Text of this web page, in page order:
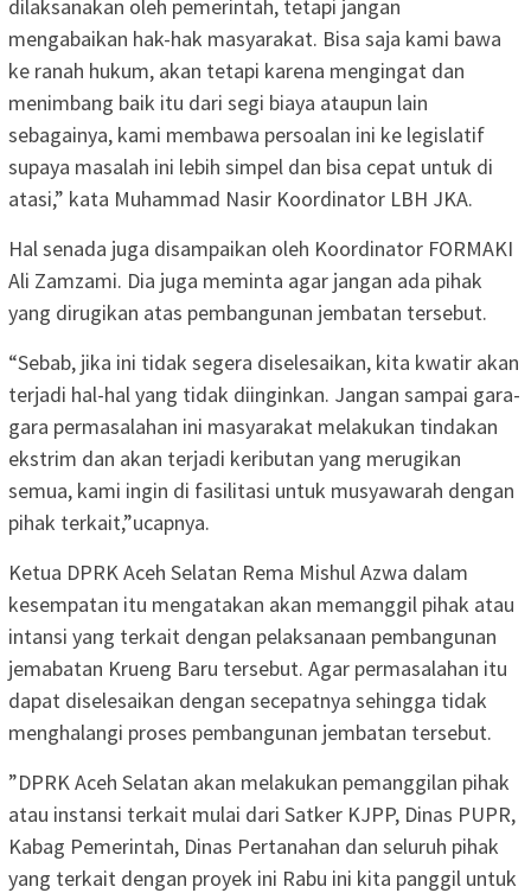
dilaksanakan oleh pemerintah, tetapi jangan
mengabaikan hak-hak masyarakat. Bisa saja kami bawa
ke ranah hukum, akan tetapi karena mengingat dan
menimbang baik itu dari segi biaya ataupun lain
sebagainya, kami membawa persoalan ini ke legislatif
supaya masalah ini lebih simpel dan bisa cepat untuk di
atasi,” kata Muhammad Nasir Koordinator LBH JKA.
Hal senada juga disampaikan oleh Koordinator FORMAKI
Ali Zamzami. Dia juga meminta agar jangan ada pihak
yang dirugikan atas pembangunan jembatan tersebut.
“Sebab, jika ini tidak segera diselesaikan, kita kwatir akan
terjadi hal-hal yang tidak diinginkan. Jangan sampai gara-
gara permasalahan ini masyarakat melakukan tindakan
ekstrim dan akan terjadi keributan yang merugikan
semua, kami ingin di fasilitasi untuk musyawarah dengan
pihak terkait,”ucapnya.
Ketua DPRK Aceh Selatan Rema Mishul Azwa dalam
kesempatan itu mengatakan akan memanggil pihak atau
intansi yang terkait dengan pelaksanaan pembangunan
jemabatan Krueng Baru tersebut. Agar permasalahan itu
dapat diselesaikan dengan secepatnya sehingga tidak
menghalangi proses pembangunan jembatan tersebut.
”DPRK Aceh Selatan akan melakukan pemanggilan pihak
atau instansi terkait mulai dari Satker KJPP, Dinas PUPR,
Kabag Pemerintah, Dinas Pertanahan dan seluruh pihak
yang terkait dengan proyek ini Rabu ini kita panggil untuk